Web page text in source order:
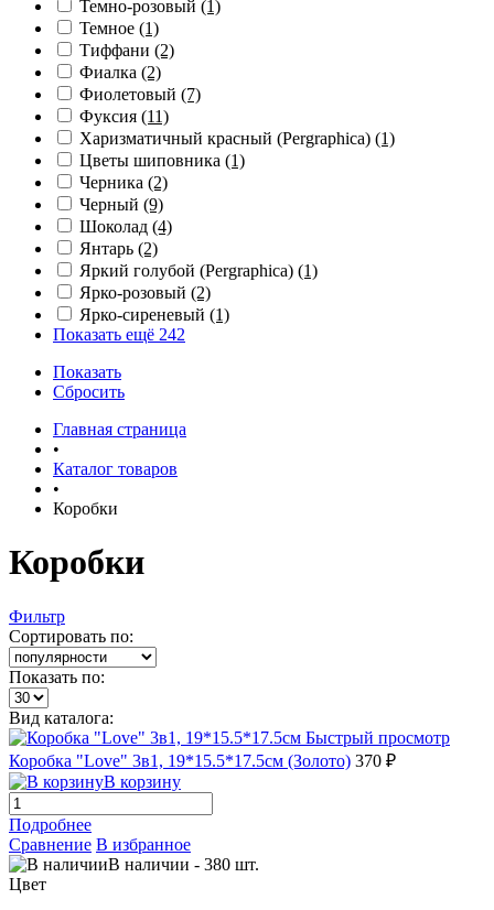
Темно-розовый (1)
Темное (1)
Тиффани (2)
Фиалка (2)
Фиолетовый (7)
Фуксия (11)
Харизматичный красный (Pergraphica) (1)
Цветы шиповника (1)
Черника (2)
Черный (9)
Шоколад (4)
Янтарь (2)
Яркий голубой (Pergraphica) (1)
Ярко-розовый (2)
Ярко-сиреневый (1)
Показать ещё 242
Показать
Сбросить
Главная страница
•
Каталог товаров
•
Коробки
Коробки
Фильтр
Сортировать по:
Показать по:
Вид каталога:
Быстрый просмотр
Коробка "Love" 3в1, 19*15.5*17.5см (Золото) 370 ₽
В корзину
Подробнее
Сравнение В избранное
В наличии - 380 шт.
Цвет